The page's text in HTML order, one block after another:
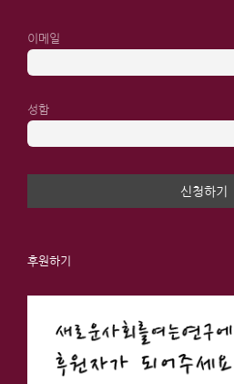
이메일
성함
후원하기